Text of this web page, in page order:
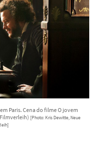
Paris. Cena do filme O jovem
[Photo: Kris Dewitte, Neue